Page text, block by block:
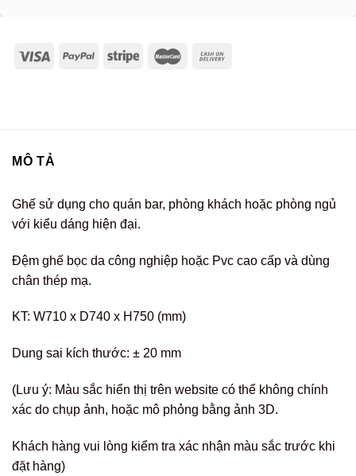
MÔ TẢ
Ghế sử dụng cho quán bar, phòng khách hoặc phòng ngủ
với kiểu dáng hiện đại.
Đệm ghế bọc da công nghiệp hoặc Pvc cao cấp và dùng
chân thép mạ.
KT: W710 x D740 x H750 (mm)
Dung sai kích thước: ± 20 mm
(Lưu ý: Màu sắc hiển thị trên website có thể không chính
xác do chụp ảnh, hoặc mô phỏng bằng ảnh 3D.
Khách hàng vui lòng kiểm tra xác nhận màu sắc trước khi
đặt hàng)